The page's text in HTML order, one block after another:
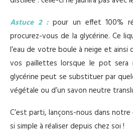
Astuce 2 :pour un effet 100%
procurez-vous de la glycérine. Ce
l’eau de votre boule à neige et
vos paillettes lorsque le pot sera
glycérine peut se substituer par
végétale ou d’un savon neutre
C’est parti, lançons-nous dans
si simple à réaliser depuis chez soi !